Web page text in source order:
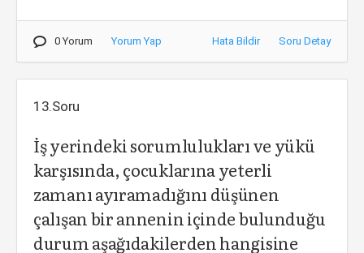
0 Yorum Yorum Yap Hata Bildir Soru Detay
13.Soru
İş yerindeki sorumlulukları ve yükü
karşısında, çocuklarına yeterli
zamanı ayıramadığını düşünen
çalışan bir annenin içinde bulunduğu
durum aşağıdakilerden hangisine